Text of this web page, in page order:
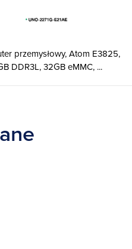
przemysłowy, Atom E3825,
DDR3L, 32GB eMMC, ...